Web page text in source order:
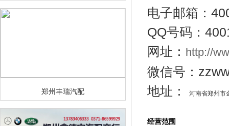
郑州丰瑞汽配
电子邮箱：
QQ号码：
网址： http://
微信号：
地址：
河南省郑州市
经营范围